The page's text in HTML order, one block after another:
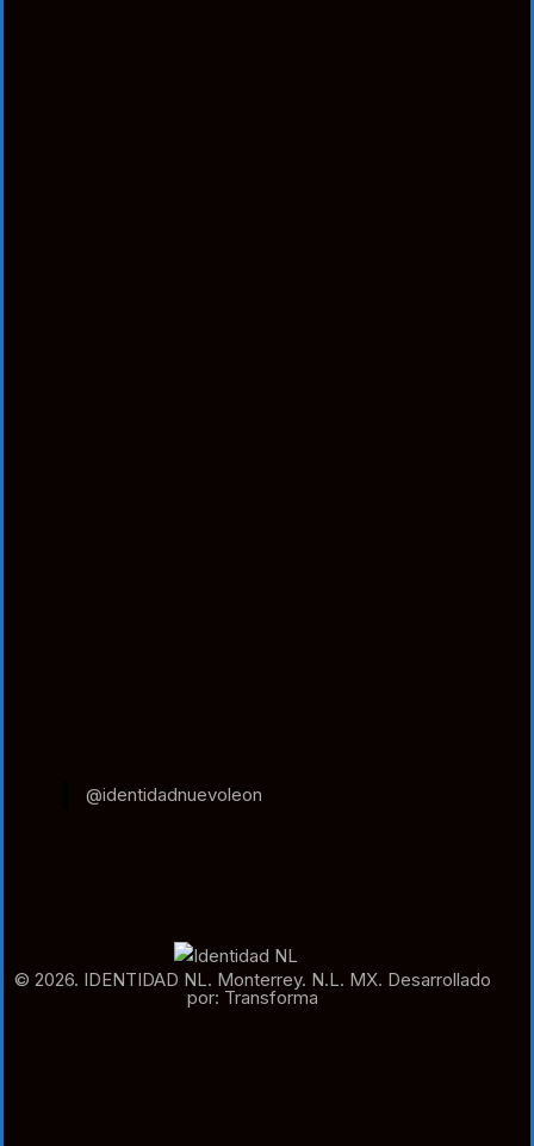
@identidadnuevoleon
© 2026. IDENTIDAD NL. Monterrey. N.L. MX. Desarrollado
por: Transforma